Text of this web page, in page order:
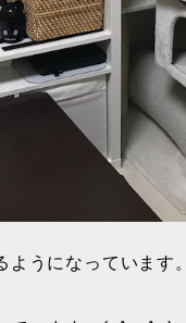
うになっています。